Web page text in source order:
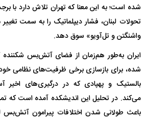
شده است؛ به این معنا که تهران تلاش دارد با
تحولات لبنان، فشار دیپلماتیک را به سمت
واشنگتن و تل‌آویو» سوق دهد.
شده، برای بازسازی برخی ظرفیت‌های نظامی
بالستیک و پهپادی که در درگیری‌های اخیر
می‌کند. در تحلیل این اندیشکده آمده است که
باعث طولانی شدن اختلافات پیرامون آتش‌بس